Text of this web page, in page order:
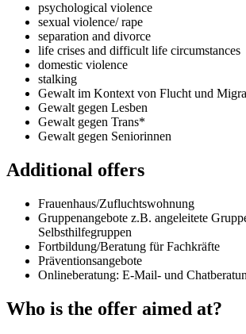
psychological violence
sexual violence/ rape
separation and divorce
life crises and difficult life circumstances
domestic violence
stalking
Gewalt im Kontext von Flucht und
Gewalt gegen Lesben
Gewalt gegen Trans*
Gewalt gegen Seniorinnen
Additional offers
Frauenhaus/Zufluchtswohnung
Gruppenangebote z.B. angeleitete
Selbsthilfegruppen
Fortbildung/Beratung für Fachkräfte
Präventionsangebote
Onlineberatung: E-Mail- und
Who is the offer aimed at?